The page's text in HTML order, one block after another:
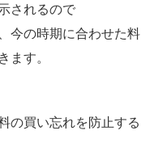
されるので
今の時期に合わせた料
ます。
の買い忘れを防止する